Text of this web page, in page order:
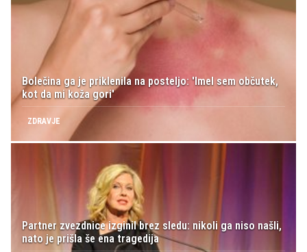
Bolečina ga je priklenila na posteljo: 'Imel sem občutek,
kot da mi koža gori'
ZDRAVJE
Partner zvezdnice izginil brez sledu: nikoli ga niso našli,
nato je prišla še ena tragedija